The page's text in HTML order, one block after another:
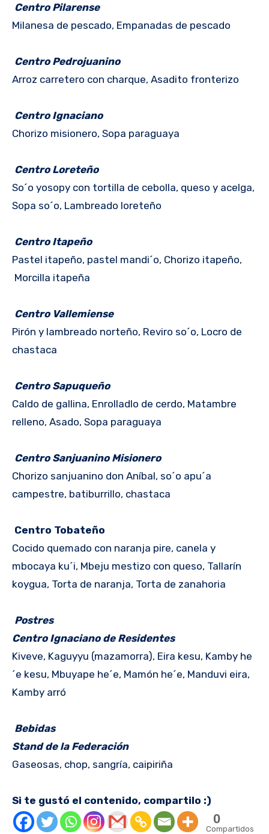
Centro Pilarense
Milanesa de pescado, Empanadas de pescado
Centro Pedrojuanino
Arroz carretero con charque, Asadito fronterizo
Centro Ignaciano
Chorizo misionero, Sopa paraguaya
Centro Loreteño
So´o yosopy con tortilla de cebolla, queso y acelga,
Sopa so´o, Lambreado loreteño
Centro Itapeño
Pastel itapeño, pastel mandi´o, Chorizo itapeño,
Morcilla itapeña
Centro Vallemiense
Pirón y lambreado norteño, Reviro so´o, Locro de
chastaca
Centro Sapuqueño
Caldo de gallina, Enrolladlo de cerdo, Matambre
relleno, Asado, Sopa paraguaya
Centro Sanjuanino Misionero
Chorizo sanjuanino don Aníbal, so´o apu´a
campestre, batiburrillo, chastaca
Centro Tobateño
Cocido quemado con naranja pire, canela y
mbocaya ku´i, Mbeju mestizo con queso, Tallarín
koygua, Torta de naranja, Torta de zanahoria
Postres
Centro Ignaciano de Residentes
Kiveve, Kaguyyu (mazamorra), Eira kesu, Kamby he
´e kesu, Mbuyape he´e, Mamón he´e, Manduvi eira,
Kamby arró
Bebidas
Stand de la Federación
Gaseosas, chop, sangría, caipiriña
Si te gustó el contenido, compartilo :)
0
Compartidos